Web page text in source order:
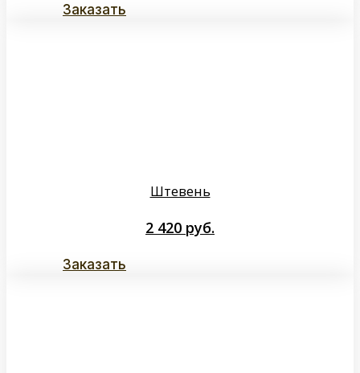
Заказать
Штевень
2 420 руб.
Заказать